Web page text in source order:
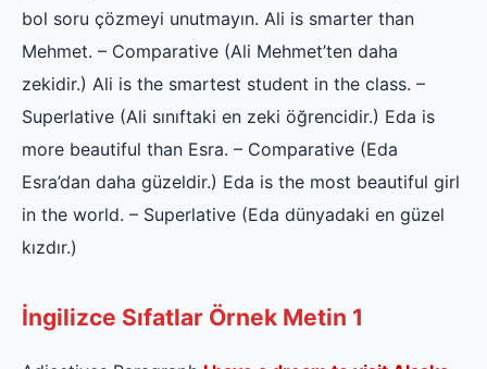
bol soru çözmeyi unutmayın. Ali is smarter than
Mehmet. – Comparative (Ali Mehmet’ten daha
zekidir.) Ali is the smartest student in the class. –
Superlative (Ali sınıftaki en zeki öğrencidir.) Eda is
more beautiful than Esra. – Comparative (Eda
Esra’dan daha güzeldir.) Eda is the most beautiful girl
in the world. – Superlative (Eda dünyadaki en güzel
kızdır.)
İngilizce Sıfatlar Örnek Metin 1